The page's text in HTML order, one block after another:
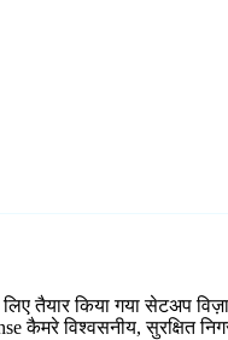
तैयार किया गया सेटअप
कैमरे विश्वसनीय, सुरक्षित